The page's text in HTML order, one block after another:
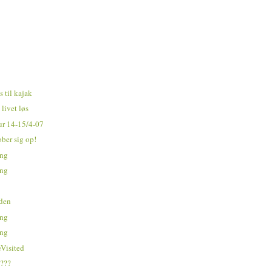
til kajak
livet løs
14-15/4-07
sig op!